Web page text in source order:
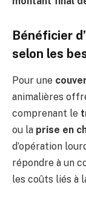
Bénéficier
selon les
Pour une
animalières
comprenant le
ou la prise en
d’opération
répondre à un
les coûts liés à